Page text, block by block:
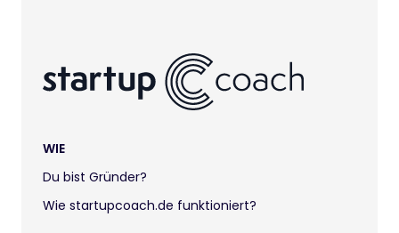
WIE
Du bist Gründer?
Wie startupcoach.de funktioniert?